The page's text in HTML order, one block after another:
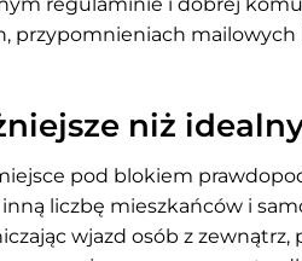
przypomnieniach
niż
pod blokiem
liczbę mieszkańców i
wjazd osób z zewnątrz,